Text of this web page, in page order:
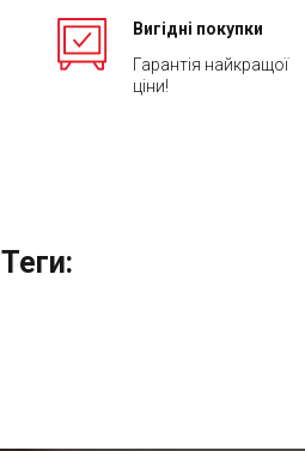
Вигідні покупки
Гарантія найкращої
ціни!
Теги: